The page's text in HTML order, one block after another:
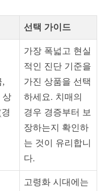
선택 가이드
,
상
가장 폭넓고 현실
적인 진단 기준을
가진 상품을 선택
하세요. 치매의
경우 경증부터 보
장하는지 확인하
는 것이 유리합니
다.
고령화 시대에는